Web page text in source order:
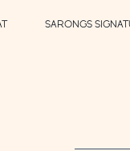
SARONGS